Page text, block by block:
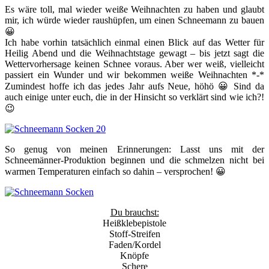
Es wäre toll, mal wieder weiße Weihnachten zu haben und glaubt
mir, ich würde wieder raushüpfen, um einen Schneemann zu bauen
😀
Ich habe vorhin tatsächlich einmal einen Blick auf das Wetter für
Heilig Abend und die Weihnachtstage gewagt – bis jetzt sagt die
Wettervorhersage keinen Schnee voraus. Aber wer weiß, vielleicht
passiert ein Wunder und wir bekommen weiße Weihnachten *-*
Zumindest hoffe ich das jedes Jahr aufs Neue, höhö 😀 Sind da
auch einige unter euch, die in der Hinsicht so verklärt sind wie ich?!
😉
So genug von meinen Erinnerungen: Lasst uns mit der
Schneemänner-Produktion beginnen und die schmelzen nicht bei
warmen Temperaturen einfach so dahin – versprochen! 😀
Du brauchst:
Heißklebepistole
Stoff-Streifen
Faden/Kordel
Knöpfe
Schere